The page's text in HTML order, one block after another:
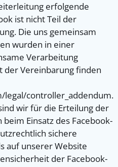
erfolgende
ist nicht Teil der
Die uns gemeinsam
wurden in einer
Verarbeitung
der Vereinbarung finden
legal/controller_addendum.
wir für die Erteilung der
Einsatz des Facebook-
sichere
auf unserer Website
der Facebook-